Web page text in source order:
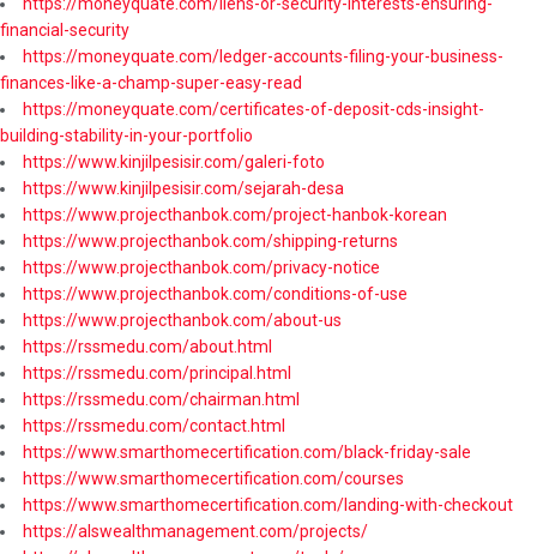
financial-security
https://moneyquate.com/ledger-accounts-filing-your-business-
finances-like-a-champ-super-easy-read
https://moneyquate.com/certificates-of-deposit-cds-insight-
building-stability-in-your-portfolio
https://www.kinjilpesisir.com/galeri-foto
https://www.kinjilpesisir.com/sejarah-desa
https://www.projecthanbok.com/project-hanbok-korean
https://www.projecthanbok.com/shipping-returns
https://www.projecthanbok.com/privacy-notice
https://www.projecthanbok.com/conditions-of-use
https://www.projecthanbok.com/about-us
https://rssmedu.com/about.html
https://rssmedu.com/principal.html
https://rssmedu.com/chairman.html
https://rssmedu.com/contact.html
https://www.smarthomecertification.com/black-friday-sale
https://www.smarthomecertification.com/courses
https://www.smarthomecertification.com/landing-with-checkout
https://alswealthmanagement.com/projects/